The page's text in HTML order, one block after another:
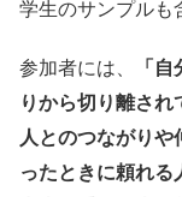
学生のサンプルも
参加者には、
「
りから切り離さ
人とのつながりや
ったときに頼れ